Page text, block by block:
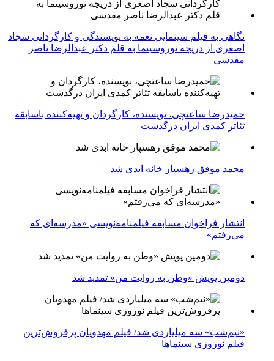
نگاهی به فیلم سینمایی نغمه به نویسندگی و کارگردانی سجاد
اصغری از دریچه نوروسینما به قلم دکتر عبدالرضا ناصر
مقدسی
حمیدرضا ساعتچی، نویسنده، کارگردان و تهیه‌کننده باسابقه
تئاتر کمدی ایران درگذشت
محمد موفق رهسپار خانه ابدی شد
انتشار فراخوان مسابقه فیلمنامه‌نویسی «مدرسه‌ای که
می‌رفتم»
دومین پویش «وطن به روایت من» تمدید شد
«نیم‌شب» سه میلیاردی شد/ فیلم مهدویان پرفروش‌ترین
فیلم نوروزی سینماها